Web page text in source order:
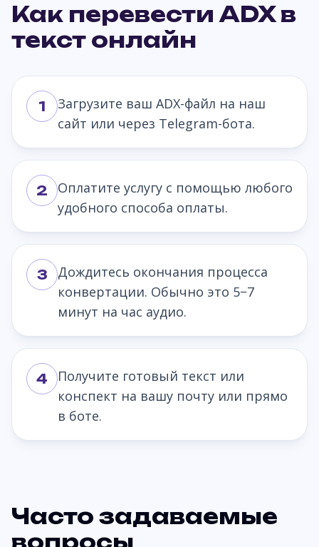
Как перевести ADX в
текст онлайн
1
Загрузите ваш ADX-файл на наш
сайт или через Telegram-бота.
2
Оплатите услугу с помощью любого
удобного способа оплаты.
3
Дождитесь окончания процесса
конвертации. Обычно это 5−7
минут на час аудио.
4
Получите готовый текст или
конспект на вашу почту или прямо
в боте.
Часто задаваемые
вопросы